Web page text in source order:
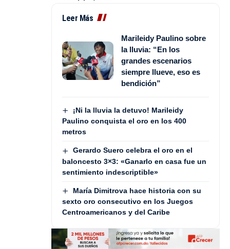
Leer Más
Marileidy Paulino sobre
la lluvia: “En los
grandes escenarios
siempre llueve, eso es
bendición”
¡Ni la lluvia la detuvo! Marileidy
Paulino conquista el oro en los 400
metros
Gerardo Suero celebra el oro en el
baloncesto 3×3: «Ganarlo en casa fue un
sentimiento indescriptible»
María Dimitrova hace historia con su
sexto oro consecutivo en los Juegos
Centroamericanos y del Caribe